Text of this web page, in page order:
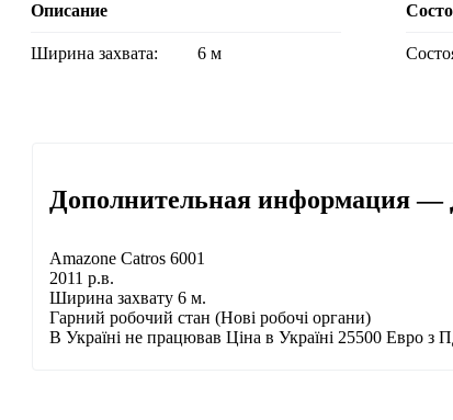
Описание
Ширина захвата: 6 м
Дополнительная информация —
Amazone Catros 6001
2011 р.в.
Ширина захвату 6 м.
Гарний робочий стан (Нові робочі органи)
В Україні не працював Ціна в Україні 25500 Евро з